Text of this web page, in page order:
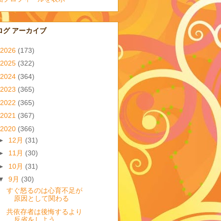
グ アーカイブ
2026 (173)
2025 (322)
2024 (364)
2023 (365)
2022 (365)
2021 (367)
2020 (366)
12月 (31)
11月 (30)
10月 (31)
9月 (30)
すぐ怒るのは心育不足が
原因として関わる
共依存者は後悔するより
反省をしよう